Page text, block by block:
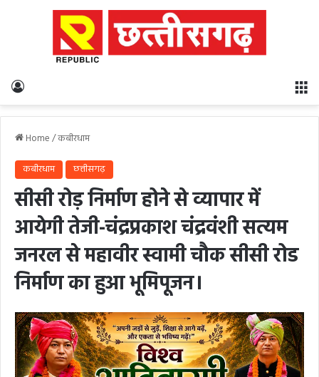
Home/कबीरधाम
कबीरधाम छत्तीसगढ़
सीसी रोड़ निर्माण होने से व्यापार में
आयेगी तेजी-चंद्रप्रकाश चंद्रवंशी सत्यम
जनरल से महावीर स्वामी चौक सीसी रोड
निर्माण का हुआ भूमिपूजन।